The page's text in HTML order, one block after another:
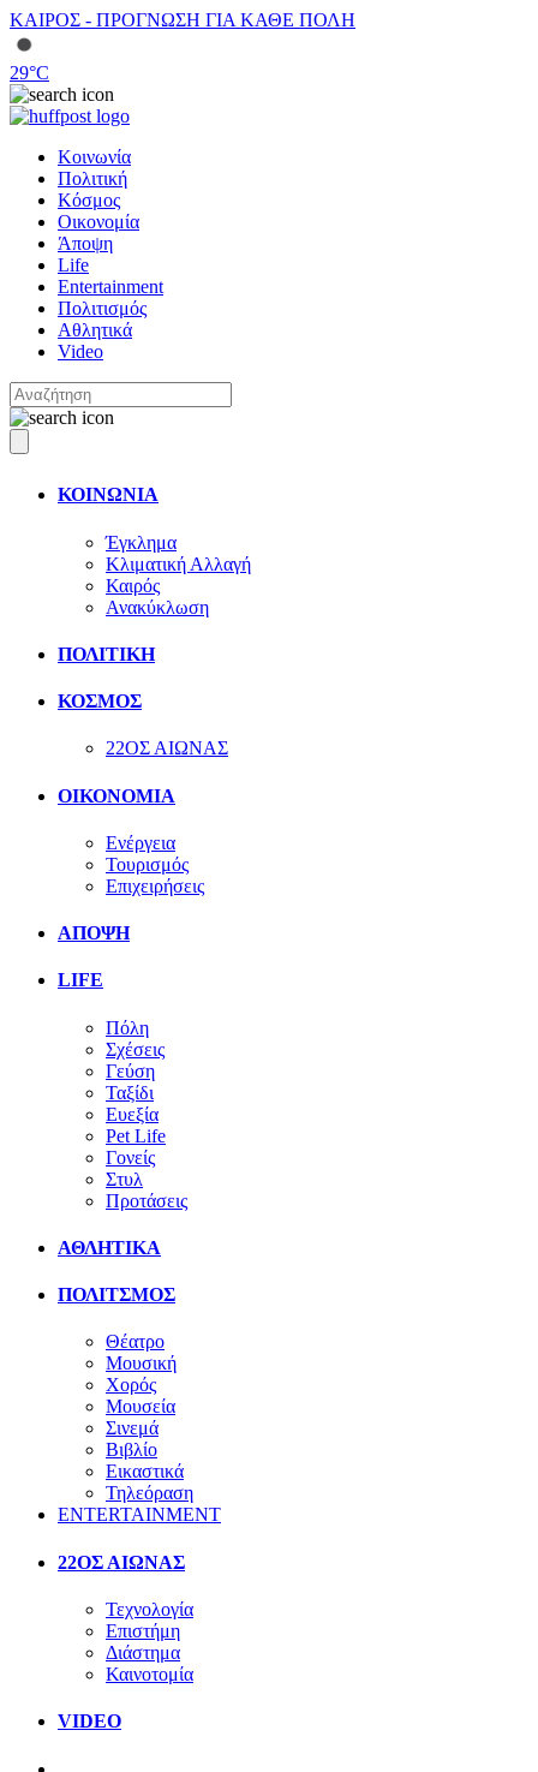
ΚΑΙΡΟΣ - ΠΡΟΓΝΩΣΗ ΓΙΑ ΚΑΘΕ ΠΟΛΗ
29°C
Κοινωνία
Πολιτική
Κόσμος
Οικονομία
Άποψη
Life
Entertainment
Πολιτισμός
Αθλητικά
Video
ΚΟΙΝΩΝΙΑ
Έγκλημα
Κλιματική Αλλαγή
Καιρός
Ανακύκλωση
ΠΟΛΙΤΙΚΗ
ΚΟΣΜΟΣ
22ΟΣ ΑΙΩΝΑΣ
ΟΙΚΟΝΟΜΙΑ
Ενέργεια
Τουρισμός
Επιχειρήσεις
ΑΠΟΨΗ
LIFE
Πόλη
Σχέσεις
Γεύση
Ταξίδι
Ευεξία
Pet Life
Γονείς
Στυλ
Προτάσεις
ΑΘΛΗΤΙΚΑ
ΠΟΛΙΤΣΜΟΣ
Θέατρο
Μουσική
Χορός
Μουσεία
Σινεμά
Βιβλίο
Εικαστικά
Τηλεόραση
ENTERTAINMENT
22ΟΣ ΑΙΩΝΑΣ
Τεχνολογία
Επιστήμη
Διάστημα
Καινοτομία
VIDEO